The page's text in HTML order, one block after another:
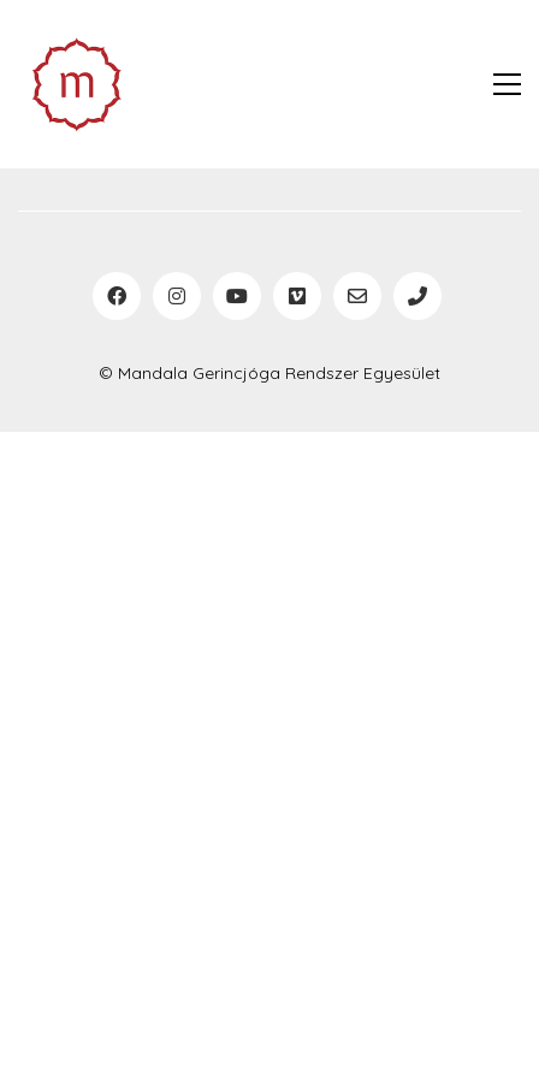
© Mandala Gerincjóga Rendszer Egyesület